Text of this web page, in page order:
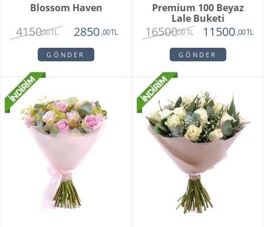
Blossom Haven
4150,00 TL 2850 ,00 TL
GÖNDER
Premium 100 Beyaz
Lale Buketi
16500,00 TL 11500 ,00 TL
GÖNDER